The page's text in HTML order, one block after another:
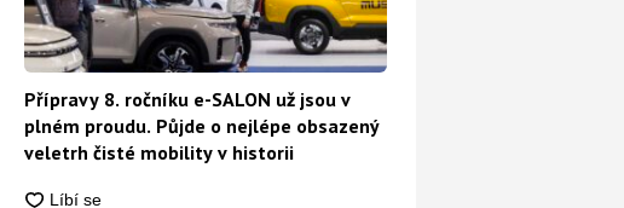
Přípravy 8. ročníku e-SALON už jsou v
plném proudu. Půjde o nejlépe obsazený
veletrh čisté mobility v historii